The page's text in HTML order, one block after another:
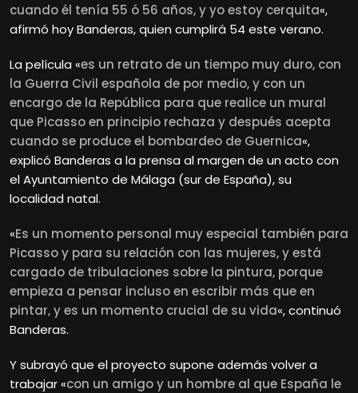
cuando él tenía 55 ó 56 años, y yo estoy cerquita«,
afirmó hoy Banderas, quien cumplirá 54 este verano.
La película «es un retrato de un tiempo muy duro, con
la Guerra Civil española de por medio, y con un
encargo de la República para que realice un mural
que Picasso en principio rechaza y después acepta
cuando se produce el bombardeo de Guernica«,
explicó Banderas a la prensa al margen de un acto con
el Ayuntamiento de Málaga (sur de España), su
localidad natal.
«Es un momento personal muy especial también para
Picasso y para su relación con las mujeres, y está
cargado de tribulaciones sobre la pintura, porque
empieza a pensar incluso en escribir más que en
pintar, y es un momento crucial de su vida«, continuó
Banderas.
Y subrayó que el proyecto supone además volver a
trabajar «con un amigo y un hombre al que España le